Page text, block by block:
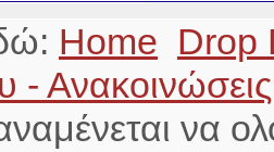
Home Drop
-
να